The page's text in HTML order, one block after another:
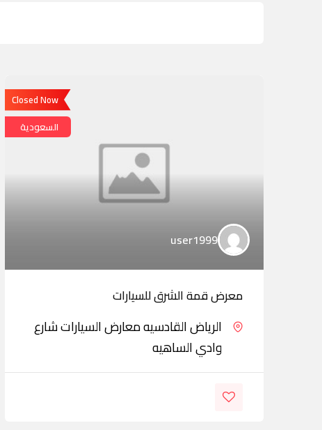
Closed Now
السعودية
user1999
معرض قمة الشرق للسيارات
الرياض القادسيه معارض السيارات شارع
وادي الساهيه